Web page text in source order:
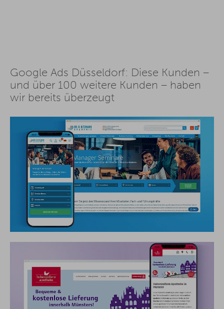
Google Ads Düsseldorf: Diese Kunden –
und über 100 weitere Kunden – haben
wir bereits überzeugt